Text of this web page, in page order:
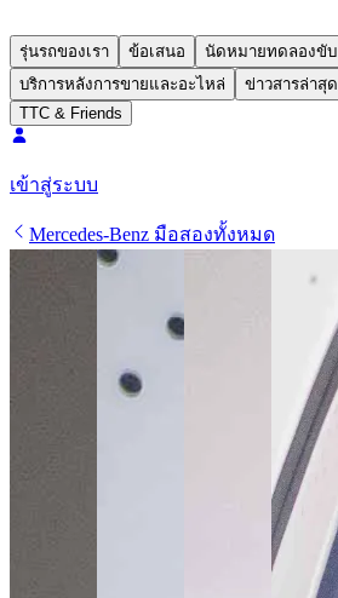
รุ่นรถของเรา ข้อเสนอ
นัดหมายทดลองขับ
บริการหลังการขายและอะไหล่
ข่าวสารล่าสุด
TTC & Friends
เข้าสู่ระบบ
Mercedes-Benz มือสองทั้งหมด